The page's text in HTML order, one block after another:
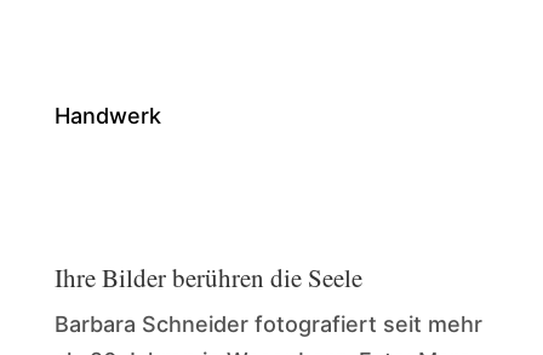
Handwerk
Ihre Bilder berühren die Seele
Barbara Schneider fotografiert seit mehr